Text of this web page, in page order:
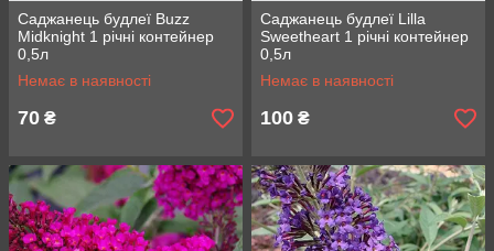
Саджанець будлеї Buzz
Midknight 1 річні контейнер
0,5л
Немає в наявності
70 ₴
Саджанець будлеї Lilla
Sweetheart 1 річні контейнер
0,5л
Немає в наявності
100 ₴